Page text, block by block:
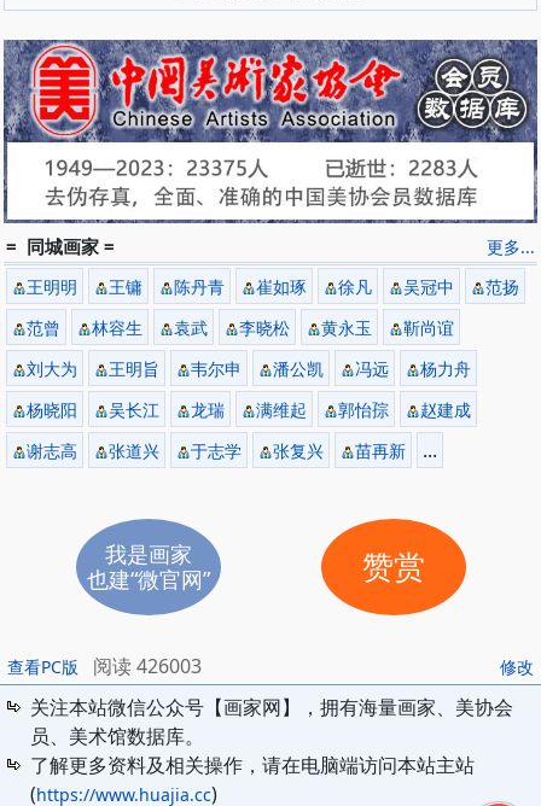
更多...
= 同城画家 =
王明明 王镛 陈丹青 崔如琢 徐凡 吴冠中
范扬
范曾
林容生 袁武 李晓松 黄永玉
靳尚谊
刘大为
王明旨 韦尔申 潘公凯 冯远
杨力舟
杨晓阳
吴长江 龙瑞 满维起 郭怡孮
赵建成
谢志高
张道兴 于志学 张复兴 苗再新 ...
我是画家
也建“微官网”
赞赏
修改
查看PC版
阅读 426003
关注本站微信公众号【画家网】，拥有海量画家、美协会
员、美术馆数据库。
了解更多资料及相关操作，请在电脑端访问本站主站
(https://www.huajia.cc)